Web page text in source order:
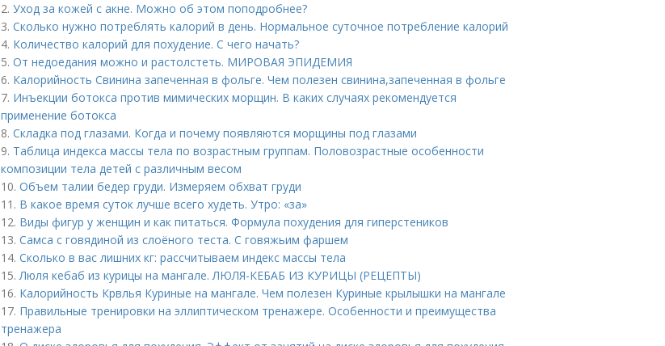
2. Уход за кожей с акне. Можно об этом поподробнее?
3. Сколько нужно потреблять калорий в день. Нормальное суточное потребление калорий
4. Количество калорий для похудение. С чего начать?
5. От недоедания можно и растолстеть. МИРОВАЯ ЭПИДЕМИЯ
6. Калорийность Свинина запеченная в фольге. Чем полезен свинина,запеченная в фольге
7. Инъекции ботокса против мимических морщин. В каких случаях рекомендуется
применение ботокса
8. Складка под глазами. Когда и почему появляются морщины под глазами
9. Таблица индекса массы тела по возрастным группам. Половозрастные особенности
композиции тела детей с различным весом
10. Объем талии бедер груди. Измеряем обхват груди
11. В какое время суток лучше всего худеть. Утро: «за»
12. Виды фигур у женщин и как питаться. Формула похудения для гиперстеников
13. Самса с говядиной из слоёного теста. С говяжьим фаршем
14. Сколько в вас лишних кг: рассчитываем индекс массы тела
15.Люля кебаб из курицы на мангале. ЛЮЛЯ-КЕБАБ ИЗ КУРИЦЫ (РЕЦЕПТЫ)
16. Калорийность Крвлья Куриные на мангале. Чем полезен Куриные крылышки на мангале
17. Правильные тренировки на эллиптическом тренажере. Особенности и преимущества
тренажера